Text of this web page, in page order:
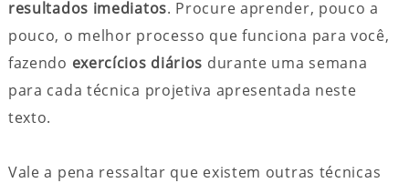
resultados imediatos. Procure aprender, pouco a
pouco, o melhor processo que funciona para você,
fazendo exercícios diários durante uma semana
para cada técnica projetiva apresentada neste
texto.
Vale a pena ressaltar que existem outras técnicas